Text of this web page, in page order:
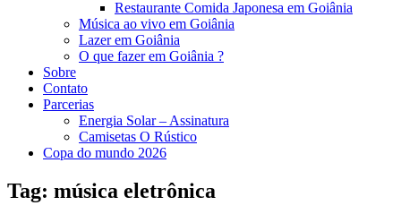
Restaurante Comida Japonesa em Goiânia
Música ao vivo em Goiânia
Lazer em Goiânia
O que fazer em Goiânia ?
Sobre
Contato
Parcerias
Energia Solar – Assinatura
Camisetas O Rústico
Copa do mundo 2026
Tag: música eletrônica